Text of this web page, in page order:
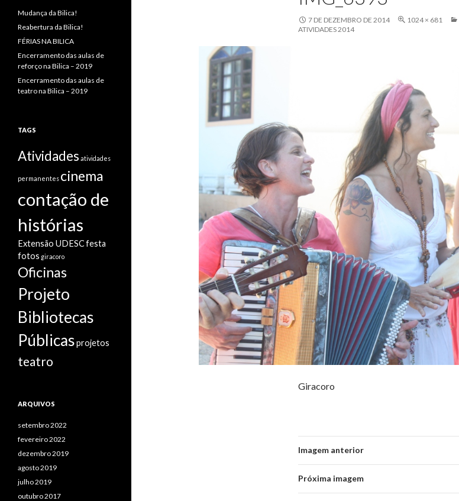
7 DE DEZEMBRO DE 2014 1024 × 681
ATIVIDADES 2014
Giracoro
Imagem anterior
Próxima imagem
Mudança da Bilica!
Reabertura da Bilica!
FÉRIAS NA BILICA
Encerramento das aulas de
reforço na Bilica – 2019
Encerramento das aulas de
teatro na Bilica – 2019
TAGS
Atividades atividades
permanentes cinema
contação de
histórias
Extensão UDESCfesta
fotos giracoro
Oficinas
Projeto
Bibliotecas
Públicasprojetos
teatro
ARQUIVOS
setembro 2022
fevereiro 2022
dezembro 2019
agosto 2019
julho 2019
outubro 2017